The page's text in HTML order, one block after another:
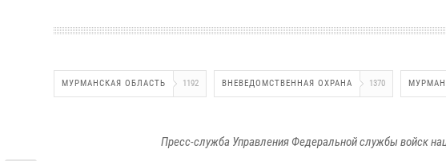
МУРМАНСКАЯ ОБЛАСТЬ 1192 ВНЕВЕДОМСТВЕННАЯ ОХРАНА 1370
Пресс-служба Управления Федеральной службы войск